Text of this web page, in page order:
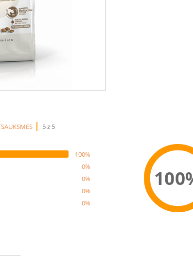
5 z 5
100%
0%
0%
0%
0%